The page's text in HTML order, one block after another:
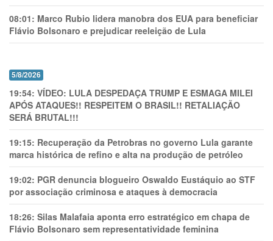
08:01: Marco Rubio lidera manobra dos EUA para beneficiar
Flávio Bolsonaro e prejudicar reeleição de Lula
5/8/2026
19:54: VÍDEO: LULA DESPEDAÇA TRUMP E ESMAGA MILEI
APÓS ATAQUES!! RESPEITEM O BRASIL!! RETALIAÇÃO
SERÁ BRUTAL!!!
19:15: Recuperação da Petrobras no governo Lula garante
marca histórica de refino e alta na produção de petróleo
19:02: PGR denuncia blogueiro Oswaldo Eustáquio ao STF
por associação criminosa e ataques à democracia
18:26: Silas Malafaia aponta erro estratégico em chapa de
Flávio Bolsonaro sem representatividade feminina